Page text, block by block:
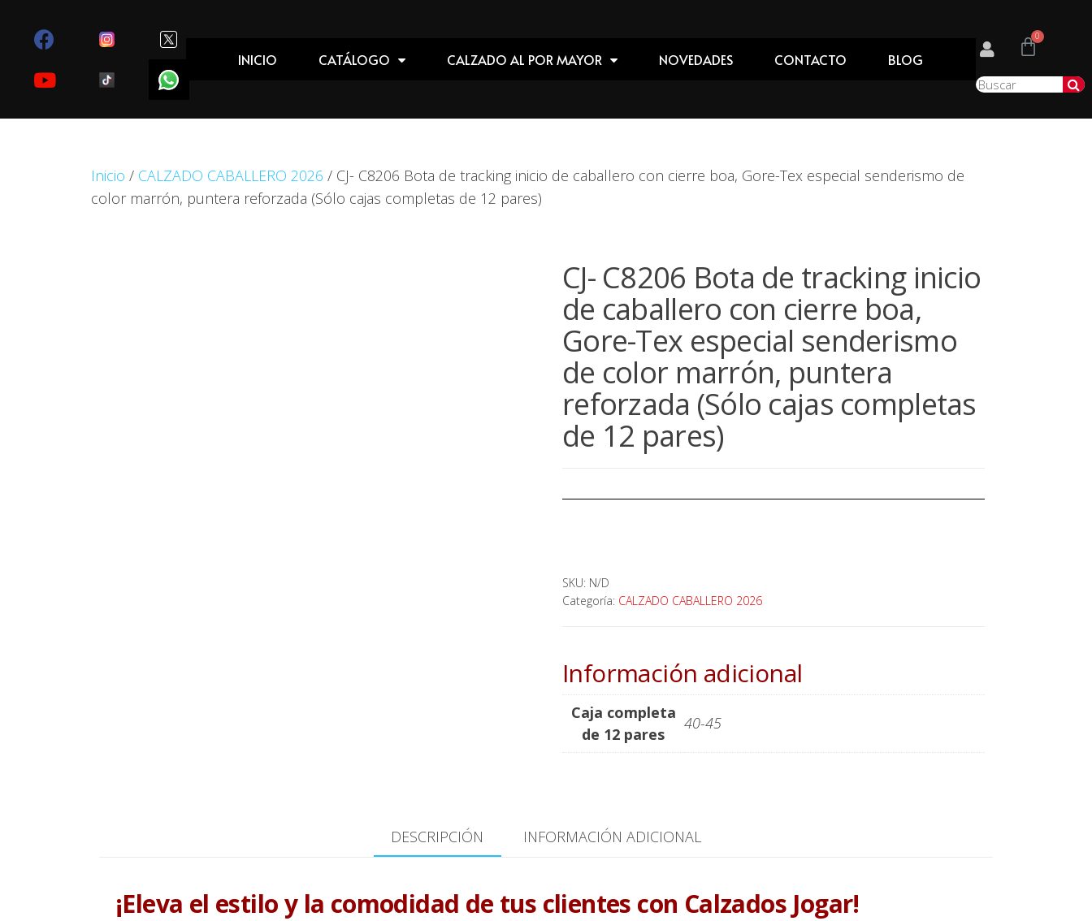
INICIO CATÁLOGO CALZADO AL POR MAYOR NOVEDADES CONTACTO BLOG
Inicio / CALZADO CABALLERO 2026 / CJ- C8206 Bota de tracking inicio de caballero con cierre boa, Gore-Tex especial senderismo de
color marrón, puntera reforzada (Sólo cajas completas de 12 pares)
CJ- C8206 Bota de tracking inicio
de caballero con cierre boa,
Gore-Tex especial senderismo
de color marrón, puntera
reforzada (Sólo cajas completas
de 12 pares)
SKU: N/D
Categoría: CALZADO CABALLERO 2026
Información adicional
Caja completa
de 12 pares
40-45
DESCRIPCIÓN INFORMACIÓN ADICIONAL
¡Eleva el estilo y la comodidad de tus clientes con Calzados Jogar!